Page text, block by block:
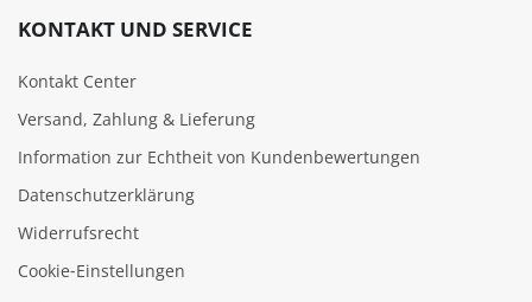
KONTAKT UND SERVICE
Kontakt Center
Versand, Zahlung & Lieferung
Information zur Echtheit von Kundenbewertungen
Datenschutzerklärung
Widerrufsrecht
Cookie‑Einstellungen